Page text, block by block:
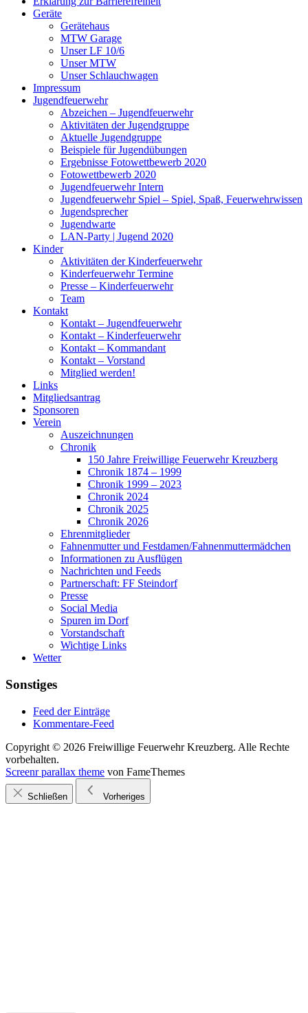
Geräte
Gerätehaus
MTW Garage
Unser LF 10/6
Unser MTW
Unser Schlauchwagen
Impressum
Jugendfeuerwehr
Abzeichen – Jugendfeuerwehr
Aktivitäten der Jugendgruppe
Aktuelle Jugendgruppe
Beispiele für Jugendübungen
Ergebnisse Fotowettbewerb 2020
Fotowettbewerb 2020
Jugendfeuerwehr Intern
Jugendfeuerwehr Spiel – Spiel, Spaß, Feuerwehrwissen
Jugendsprecher
Jugendwarte
LAN-Party | Jugend 2020
Kinder
Aktivitäten der Kinderfeuerwehr
Kinderfeuerwehr Termine
Presse – Kinderfeuerwehr
Team
Kontakt
Kontakt – Jugendfeuerwehr
Kontakt – Kinderfeuerwehr
Kontakt – Kommandant
Kontakt – Vorstand
Mitglied werden!
Links
Mitgliedsantrag
Sponsoren
Verein
Auszeichnungen
Chronik
150 Jahre Freiwillige Feuerwehr Kreuzberg
Chronik 1874 – 1999
Chronik 1999 – 2023
Chronik 2024
Chronik 2025
Chronik 2026
Ehrenmitglieder
Fahnenmutter und Festdamen/Fahnenmuttermädchen
Informationen zu Ausflügen
Nachrichten und Feeds
Partnerschaft: FF Steindorf
Presse
Social Media
Spuren im Dorf
Vorstandschaft
Wichtige Links
Wetter
Sonstiges
Feed der Einträge
Kommentare-Feed
Copyright © 2026 Freiwillige Feuerwehr Kreuzberg. Alle Rechte
vorbehalten.
Screenr parallax theme von FameThemes
Schließen Vorheriges